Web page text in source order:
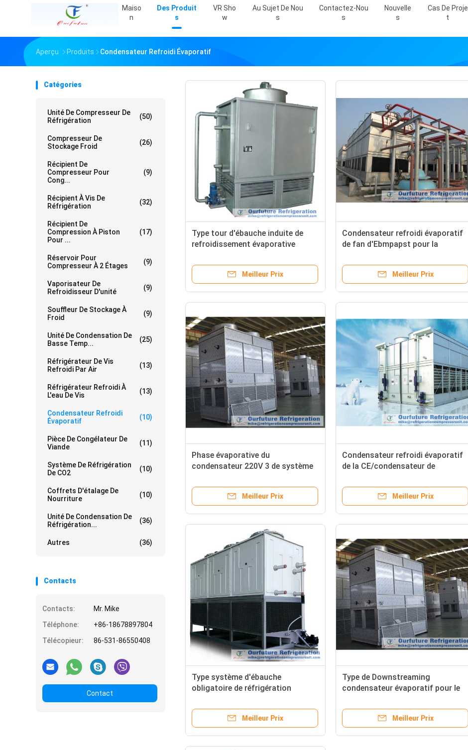
Maiso
N
Des Produit
S
VR Sho
W
Au Sujet De Nou
S
Contactez-Nou
S
Nouvelle
S
Cas De Proje
T
Aperçu Produits Condensateur Refroidi Évaporatif
Catégories
Unité De Compresseur De
Réfrigération
(50)
Compresseur De
Stockage Froid
(26)
Récipient De
Compresseur Pour
Cong...
(9)
Récipient À Vis De
Réfrigération
(32)
Récipient De
Compression À Piston
Pour ...
(17)
Réservoir Pour
Compresseur À 2 Étages
(9)
Vaporisateur De
Refroidisseur D'unité
(9)
Souffleur De Stockage À
Froid
(9)
Unité De Condensation De
Basse Temp...
(25)
Réfrigérateur De Vis
Refroidi Par Air
(13)
Réfrigérateur Refroidi À
L'eau De Vis
(13)
Condensateur Refroidi
Évaporatif
(10)
Pièce De Congélateur De
Viande
(11)
Système De Réfrigération
De CO2
(10)
Coffrets D'étalage De
Nourriture
(10)
Unité De Condensation De
Réfrigération...
(36)
Autres (36)
Contacts
Contacts:
Mr. Mike
Téléphone:
+86-18678897804
Télécopieur:
86-531-86550408
Contact
Type tour d'ébauche induite de
refroidissement évaporative
condensateur de condensateur
Meilleur Prix
Condensateur refroidi évaporatif
de fan d'Ebmpapst pour la
supermarché/pharmacie
Meilleur Prix
Phase évaporative du
condensateur 220V 3 de système
d'ammoniaque/Fréon 60 hertz
Meilleur Prix
Condensateur refroidi évaporatif
de la CE/condensateur de
réfrigération d'entreposage au
Meilleur Prix
Type système d'ébauche
obligatoire de réfrigération
froide de condensateur
Meilleur Prix
Type de Downstreaming
condensateur évaporatif pour le
d'entreposage au froid
Meilleur Prix